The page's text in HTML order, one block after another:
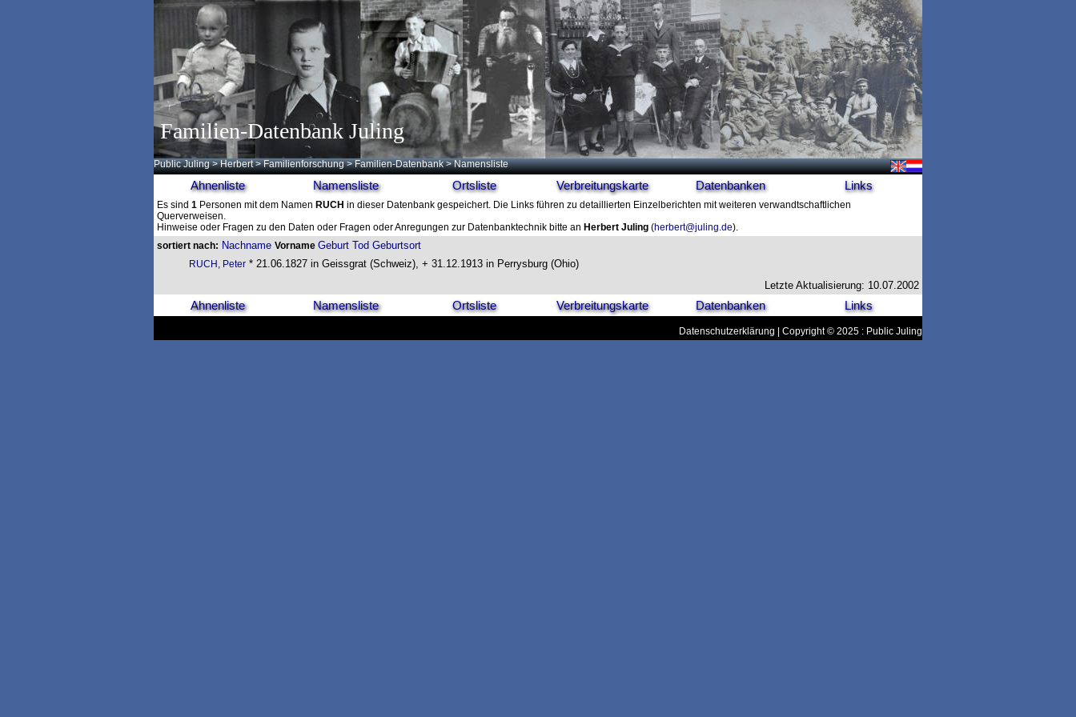
Familien-Datenbank Juling
Public Juling >Herbert >Familienforschung >Familien-Datenbank > Namensliste
Ahnenliste Namensliste Ortsliste Verbreitungskarte Datenbanken Links
Es sind 1 Personen mit dem Namen RUCH in dieser Datenbank gespeichert. Die Links führen zu detaillierten Einzelberichten mit weiteren verwandtschaftlichen
Querverweisen.
Hinweise oder Fragen zu den Daten oder Fragen oder Anregungen zur Datenbanktechnik bitte an Herbert Juling (herbert@juling.de).
sortiert nach: Nachname Vorname Geburt Tod Geburtsort
RUCH, Peter * 21.06.1827 in Geissgrat (Schweiz), + 31.12.1913 in Perrysburg (Ohio)
Letzte Aktualisierung: 10.07.2002
Ahnenliste Namensliste Ortsliste Verbreitungskarte Datenbanken Links
Datenschutzerklärung | Copyright © 2025 : Public Juling